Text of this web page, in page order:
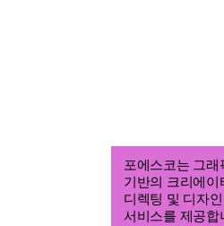
포에스코는 그래
기반의 크리에이
디렉팅 및 디자인
서비스를 제공합
그래픽